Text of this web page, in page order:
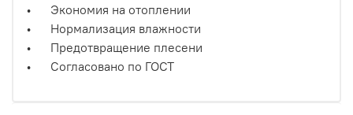
• Экономия на отоплении
• Нормализация влажности
• Предотвращение плесени
• Согласовано по ГОСТ